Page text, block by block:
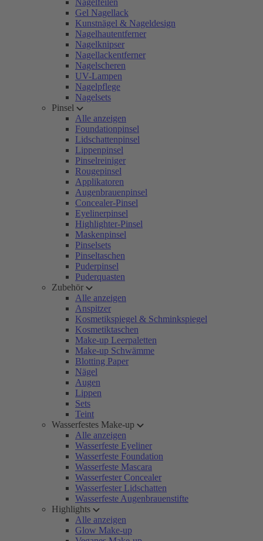
Nagelfeilen
Gel Nagellack
Kunstnägel & Nageldesign
Nagelhautentferner
Nagelknipser
Nagellackentferner
Nagelscheren
UV-Lampen
Nagelpflege
Nagelsets
Pinsel
Alle anzeigen
Foundationpinsel
Lidschattenpinsel
Lippenpinsel
Pinselreiniger
Rougepinsel
Applikatoren
Augenbrauenpinsel
Concealer-Pinsel
Eyelinerpinsel
Highlighter-Pinsel
Maskenpinsel
Pinselsets
Pinseltaschen
Puderpinsel
Puderquasten
Zubehör
Alle anzeigen
Anspitzer
Kosmetikspiegel & Schminkspiegel
Kosmetiktaschen
Make-up Leerpaletten
Make-up Schwämme
Blotting Paper
Nägel
Augen
Lippen
Sets
Teint
Wasserfestes Make-up
Alle anzeigen
Wasserfeste Eyeliner
Wasserfeste Foundation
Wasserfeste Mascara
Wasserfester Concealer
Wasserfester Lidschatten
Wasserfeste Augenbrauenstifte
Highlights
Alle anzeigen
Glow Make-up